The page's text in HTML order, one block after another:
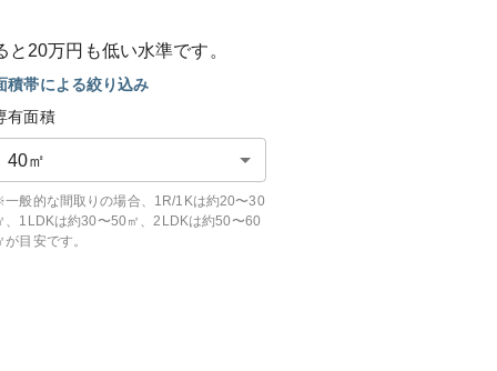
と 20万円も低い水準です。
積帯による絞り込み
有面積
40㎡
般的な間取りの場合、1R/1Kは約20〜30
、1LDKは約30〜50㎡、2LDKは約50〜60
が目安です。